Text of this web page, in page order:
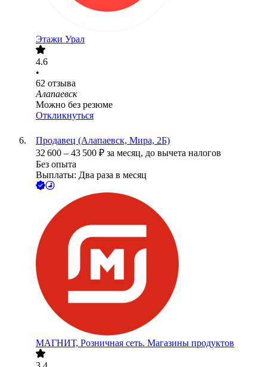
Этажи Урал
4.6
•
62 отзыва
Алапаевск
Можно без резюме
Откликнуться
Продавец (Алапаевск, Мира, 2Б)
32 600 – 43 500 ₽ за месяц, до вычета налогов
Без опыта
Выплаты: Два раза в месяц
МАГНИТ, Розничная сеть. Магазины продуктов